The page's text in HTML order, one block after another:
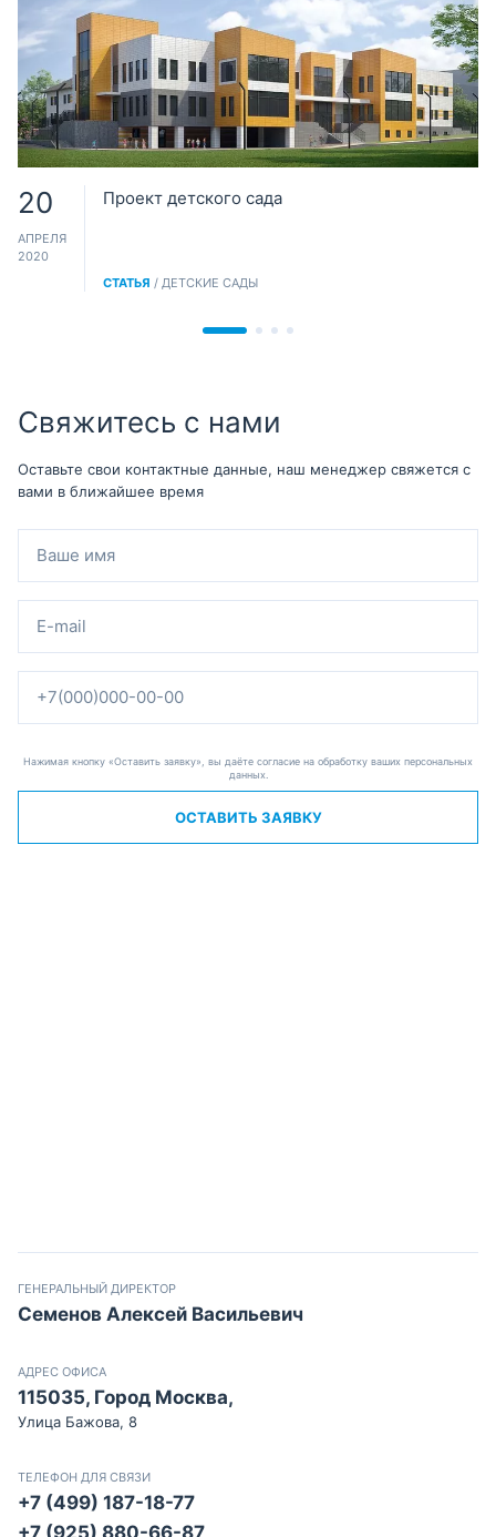
20
АПРЕЛЯ
2020
Проект детского сада
СТАТЬЯ / ДЕТСКИЕ САДЫ
Свяжитесь с нами
Оставьте свои контактные данные, наш менеджер свяжется с
вами в ближайшее время
Нажимая кнопку «Оставить заявку», вы даёте согласие на обработку ваших персональных
данных.
ОСТАВИТЬ ЗАЯВКУ
ГЕНЕРАЛЬНЫЙ ДИРЕКТОР
Семенов Алексей Васильевич
АДРЕС ОФИСА
115035, Город Москва,
Улица Бажова, 8
ТЕЛЕФОН ДЛЯ СВЯЗИ
+7 (499) 187-18-77
+7 (925) 880-66-87